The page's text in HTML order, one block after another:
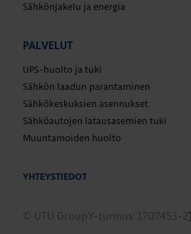
Sähkönjakelu ja energia
PALVELUT
UPS-huolto ja tuki
Sähkön laadun parantaminen
Sähkökeskuksien asennukset
Sähköautojen latausasemien tuki
Muuntamoiden huolto
YHTEYSTIEDOT
© UTU GroupY-tunnus: 1707453-2